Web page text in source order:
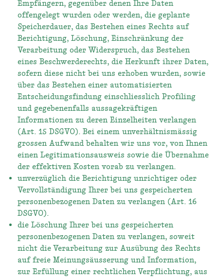
Empfängern, gegenüber denen Ihre Daten
offengelegt wurden oder werden, die geplante
Speicherdauer, das Bestehen eines Rechts auf
Berichtigung, Löschung, Einschränkung der
Verarbeitung oder Widerspruch, das Bestehen
eines Beschwerderechts, die Herkunft ihrer Daten,
sofern diese nicht bei uns erhoben wurden, sowie
über das Bestehen einer automatisierten
Entscheidungsfindung einschliesslich Profiling
und gegebenenfalls aussagekräftigen
Informationen zu deren Einzelheiten verlangen
(Art. 15 DSGVO). Bei einem unverhältnismässig
grossen Aufwand behalten wir uns vor, von Ihnen
einen Legitimationsausweis sowie die Übernahme
der effektiven Kosten vorab zu verlangen.
unverzüglich die Berichtigung unrichtiger oder
Vervollständigung Ihrer bei uns gespeicherten
personenbezogenen Daten zu verlangen (Art. 16
DSGVO).
die Löschung Ihrer bei uns gespeicherten
personenbezogenen Daten zu verlangen, soweit
nicht die Verarbeitung zur Ausübung des Rechts
auf freie Meinungsäusserung und Information,
zur Erfüllung einer rechtlichen Verpflichtung, aus